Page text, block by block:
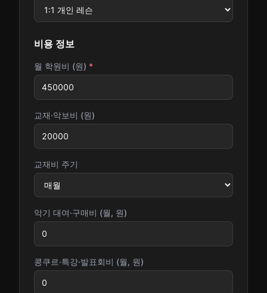
비용 정보
월 학원비 (원) *
교재·악보비 (원)
교재비 주기
악기 대여·구매비 (월, 원)
콩쿠르·특강·발표회비 (월, 원)